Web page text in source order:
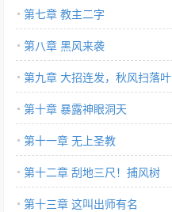
第七章 教主二字
第八章 黑风来袭
第九章 大招连发，秋风扫落叶
第十章 暴露神眼洞天
第十一章 无上圣教
第十二章 刮地三尺！捕风树
第十三章 这叫出师有名